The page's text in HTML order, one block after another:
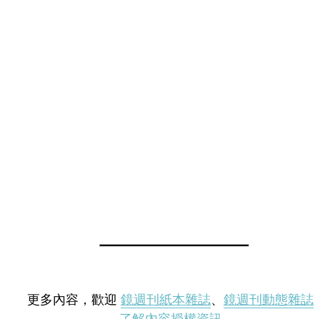
更多內容，歡迎 鏡週刊紙本雜誌、 鏡週刊動態雜誌